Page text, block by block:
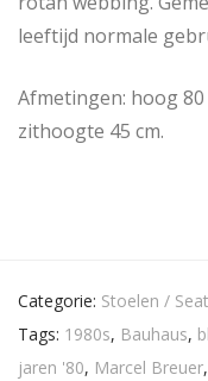
leeftijd normale
Afmetingen: hoog 80
zithoogte 45 cm.
Categorie: Stoelen /
Tags: 1980s, Bauhaus,
jaren '80, Marcel Breuer,